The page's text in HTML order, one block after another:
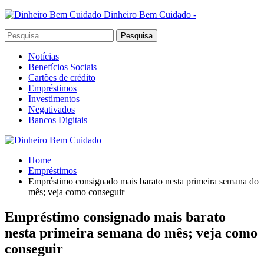
Dinheiro Bem Cuidado -
Notícias
Benefícios Sociais
Cartões de crédito
Empréstimos
Investimentos
Negativados
Bancos Digitais
Home
Empréstimos
Empréstimo consignado mais barato nesta primeira semana do
mês; veja como conseguir
Empréstimo consignado mais barato
nesta primeira semana do mês; veja como
conseguir